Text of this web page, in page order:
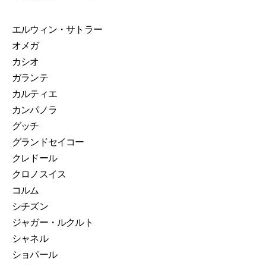
エルウィン・サトラー
オメガ
カシオ
ガランテ
カルティエ
カンパノラ
グッチ
グランドセイコー
クレドール
クロノスイス
コルム
シチズン
ジャガー・ルクルト
シャネル
ショパール